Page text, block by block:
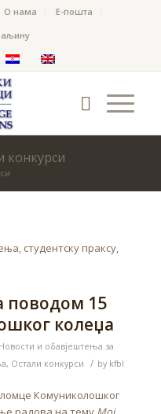
О нама
Е-пошта
конкурси
студентску праксу,
поводом 15
колеџа
Новости и обавјештења за
, Остали конкурси / by kfbl
Комуниколошког